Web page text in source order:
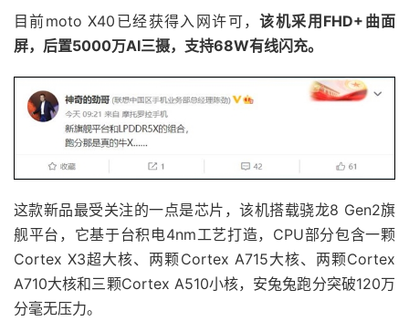
目前moto X40已经获得入网许可，该机采用FHD+曲面
屏，后置5000万AI三摄，支持68W有线闪充。
这款新品最受关注的一点是芯片，该机搭载骁龙8 Gen2旗
舰平台，它基于台积电4nm工艺打造，CPU部分包含一颗
Cortex X3超大核、两颗Cortex A715大核、两颗Cortex
A710大核和三颗Cortex A510小核，安兔兔跑分突破120万
分毫无压力。